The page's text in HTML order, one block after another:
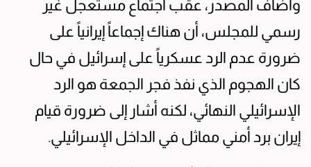
وأضاف المصدر، عقب اجتماع مستعجل غير
رسمي للمجلس، أن هناك إجماعاً إيرانياً على
ضرورة عدم الرد عسكرياً على إسرائيل في حال
كان الهجوم الذي نفذ فجر الجمعة هو الرد
الإسرائيلي النهائي، لكنه أشار إلى ضرورة قيام
إيران برد أمني مماثل في الداخل الإسرائيلي.